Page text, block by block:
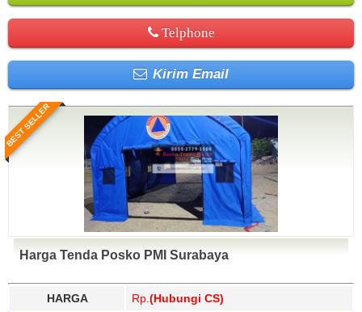
Telphone
Kirim Email
BEST SELLER
Harga Tenda Posko PMI Surabaya
HARGA Rp. (Hubungi CS)